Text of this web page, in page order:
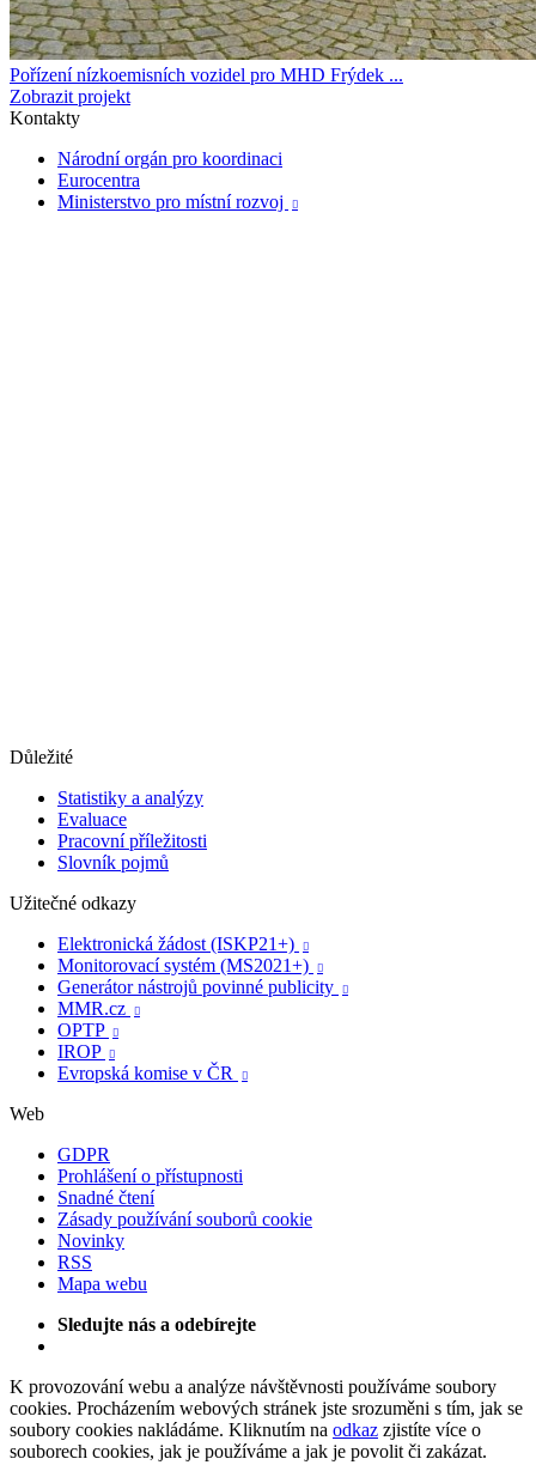
Pořízení nízkoemisních vozidel pro MHD Frýdek ...
Zobrazit projekt
Kontakty
Národní orgán pro koordinaci
Eurocentra
Ministerstvo pro místní rozvoj

Důležité
Statistiky a analýzy
Evaluace
Pracovní příležitosti
Slovník pojmů
Užitečné odkazy
Elektronická žádost (ISKP21+)

Monitorovací systém (MS2021+) 
Generátor nástrojů povinné publicity 
MMR.cz 
OPTP 
IROP 
Evropská komise v ČR 
Web
GDPR
Prohlášení o přístupnosti
Snadné čtení
Zásady používání souborů cookie
Novinky
RSS
Mapa webu
Sledujte nás a odebírejte
K provozování webu a analýze návštěvnosti používáme soubory
cookies. Procházením webových stránek jste srozuměni s tím, jak se
soubory cookies nakládáme. Kliknutím na odkaz zjistíte více o
souborech cookies, jak je používáme a jak je povolit či zakázat.